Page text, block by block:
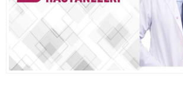
Ampul Duy Çeşitleri ve Kullanım Alanları